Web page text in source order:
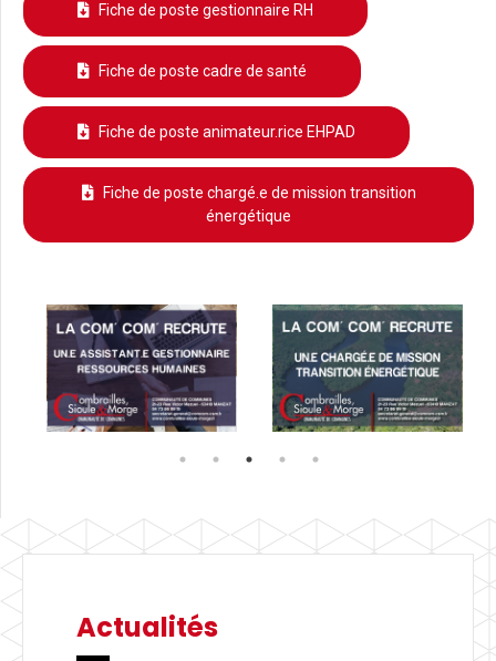
Fiche de poste gestionnaire RH
Fiche de poste cadre de santé
Fiche de poste animateur.rice EHPAD
Fiche de poste chargé.e de mission transition
énergétique
Actualités